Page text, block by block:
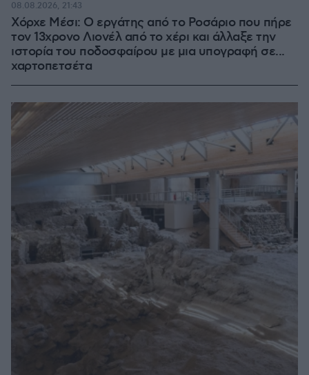
Χόρχε Μέσι: Ο εργάτης από το Ροσάριο που πήρε
τον 13χρονο Λιονέλ από το χέρι και άλλαξε την
ιστορία του ποδοσφαίρου με μια υπογραφή σε...
χαρτοπετσέτα
08.08.2026, 21:43